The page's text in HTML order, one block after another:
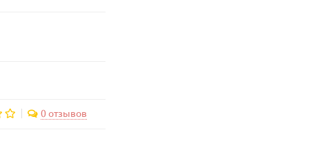
0 отзывов